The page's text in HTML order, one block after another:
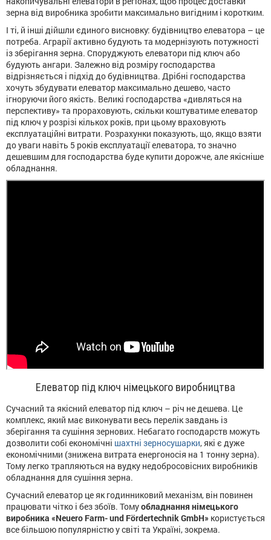
зерна від виробника зробити максимально вигідним і коротким.
І ті, й інші дійшли єдиного висновку: будівництво елеватора – це
потреба. Аграрії активно будують та модернізують потужності
із зберігання зерна. Споруджують елеватори під ключ або
будують ангари. Залежно від розміру господарства
відрізняється і підхід до будівництва. Дрібні господарства
хочуть збудувати елеватор максимально дешево, часто
ігноруючи його якість. Великі господарства «дивляться на
перспективу» та прораховують, скільки коштуватиме елеватор
під ключ у розрізі кількох років, при цьому враховують
експлуатаційні витрати. Розрахунки показують, що, якщо взяти
до уваги навіть 5 років експлуатації елеватора, то значно
дешевшим для господарства буде купити дорожче, але якісніше
обладнання.
Елеватор під ключ німецького виробництва
Сучасний та якісний елеватор під ключ – річ не дешева. Це
комплекс, який має виконувати весь перелік завдань із
зберігання та сушіння зернових. Небагато господарств можуть
дозволити собі економічні шахтні зерносушарки, які є дуже
економічними (знижена витрата енергоносія на 1 тонну зерна).
Тому легко трапляються на вудку недобросовісних виробників
обладнання для сушіння зерна.
Сучасний елеватор це як годинниковий механізм, він повинен
працювати чітко і без збоїв. Томуобладнання німецького
виробника «Neuero Farm- und Fördertechnik GmbH» користується
все більшою популярністю у світі та Україні, зокрема.